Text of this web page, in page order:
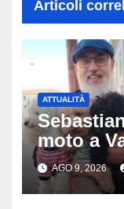
Articoli
ATTUALITÀ
moto a
schianta
due
AGO 9, 2026